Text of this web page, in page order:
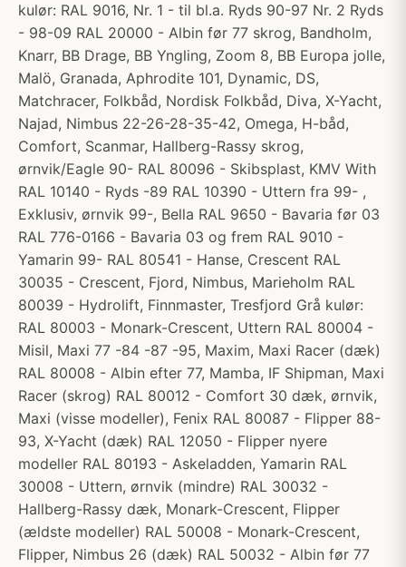
kulør: RAL 9016, Nr. 1 - til bl.a. Ryds 90-97 Nr. 2 Ryds
- 98-09 RAL 20000 - Albin før 77 skrog, Bandholm,
Knarr, BB Drage, BB Yngling, Zoom 8, BB Europa jolle,
Malö, Granada, Aphrodite 101, Dynamic, DS,
Matchracer, Folkbåd, Nordisk Folkbåd, Diva, X-Yacht,
Najad, Nimbus 22-26-28-35-42, Omega, H-båd,
Comfort, Scanmar, Hallberg-Rassy skrog,
ørnvik/Eagle 90- RAL 80096 - Skibsplast, KMV With
RAL 10140 - Ryds -89 RAL 10390 - Uttern fra 99- ,
Exklusiv, ørnvik 99-, Bella RAL 9650 - Bavaria før 03
RAL 776-0166 - Bavaria 03 og frem RAL 9010 -
Yamarin 99- RAL 80541 - Hanse, Crescent RAL
30035 - Crescent, Fjord, Nimbus, Marieholm RAL
80039 - Hydrolift, Finnmaster, Tresfjord Grå kulør:
RAL 80003 - Monark-Crescent, Uttern RAL 80004 -
Misil, Maxi 77 -84 -87 -95, Maxim, Maxi Racer (dæk)
RAL 80008 - Albin efter 77, Mamba, IF Shipman, Maxi
Racer (skrog) RAL 80012 - Comfort 30 dæk, ørnvik,
Maxi (visse modeller), Fenix RAL 80087 - Flipper 88-
93, X-Yacht (dæk) RAL 12050 - Flipper nyere
modeller RAL 80193 - Askeladden, Yamarin RAL
30008 - Uttern, ørnvik (mindre) RAL 30032 -
Hallberg-Rassy dæk, Monark-Crescent, Flipper
(ældste modeller) RAL 50008 - Monark-Crescent,
Flipper, Nimbus 26 (dæk) RAL 50032 - Albin før 77